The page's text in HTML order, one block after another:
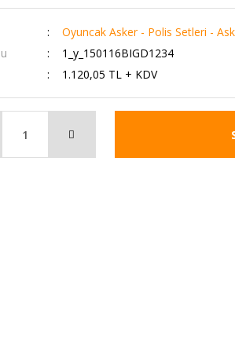
Oyuncak Asker - Polis Setleri -
1_y_150116BIGD1234
1.120,05 TL + KDV